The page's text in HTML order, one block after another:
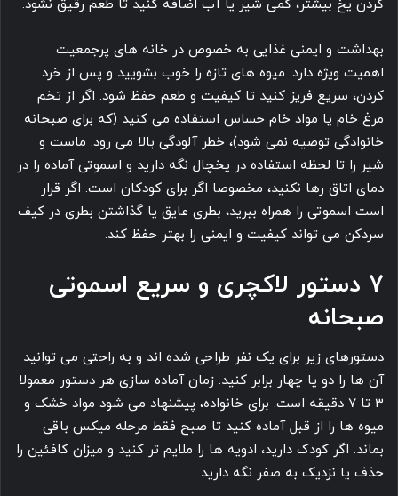
کردن یخ بیشتر، کمی شیر یا آب اضافه کنید تا طعم رقیق نشود.
بهداشت و ایمنی غذایی به خصوص در خانه های پرجمعیت
اهمیت ویژه دارد. میوه های تازه را خوب بشویید و پس از خرد
کردن، سریع فریز کنید تا کیفیت و طعم حفظ شود. اگر از تخم
مرغ خام یا مواد خام حساس استفاده می کنید (که برای صبحانه
خانوادگی توصیه نمی شود)، خطر آلودگی بالا می رود. ماست و
شیر را تا لحظه استفاده در یخچال نگه دارید و اسموتی آماده را در
دمای اتاق رها نکنید، مخصوصا اگر برای کودکان است. اگر قرار
است اسموتی را همراه ببرید، بطری عایق یا گذاشتن بطری در کیف
سردکن می تواند کیفیت و ایمنی را بهتر حفظ کند.
7 دستور لاکچری و سریع اسموتی
صبحانه
دستورهای زیر برای یک نفر طراحی شده اند و به راحتی می توانید
آن ها را دو یا چهار برابر کنید. زمان آماده سازی هر دستور معمولا
3 تا 7 دقیقه است. برای خانواده، پیشنهاد می شود مواد خشک و
میوه ها را از قبل آماده کنید تا صبح فقط مرحله میکس باقی
بماند. اگر کودک دارید، ادویه ها را ملایم تر کنید و میزان کافئین را
حذف یا نزدیک به صفر نگه دارید.